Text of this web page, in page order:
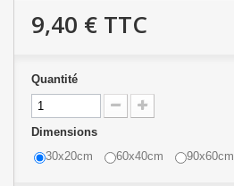
9,40 € TTC
Quantité
Dimensions
30x20cm
60x40cm 90x60cm